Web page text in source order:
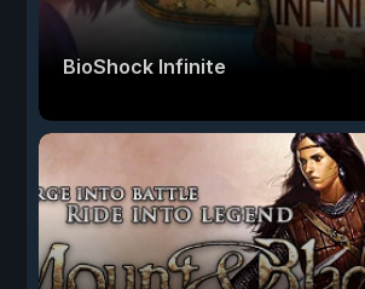
BioShock Infinite